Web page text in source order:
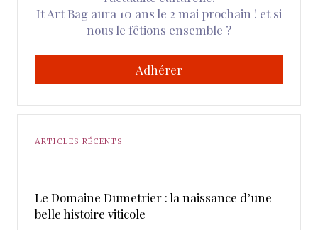
It Art Bag aura 10 ans le 2 mai prochain ! et si
nous le fêtions ensemble ?
Adhérer
ARTICLES RÉCENTS
Le Domaine Dumetrier : la naissance d’une
belle histoire viticole